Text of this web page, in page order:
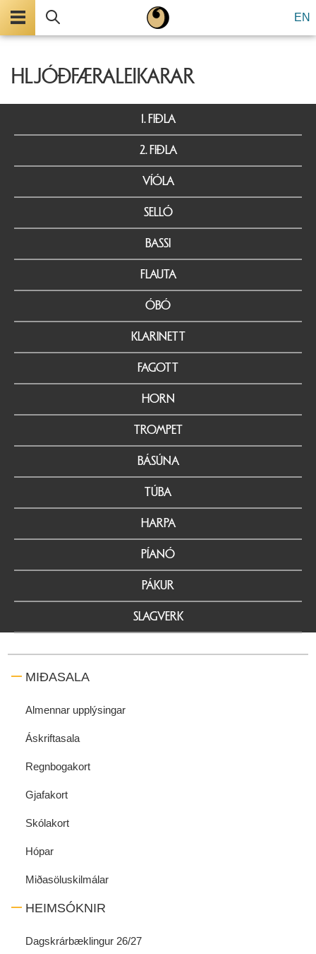
EN
HLJÓÐFÆRALEIKARAR
1. FIÐLA
2. FIÐLA
VÍÓLA
SELLÓ
BASSI
FLAUTA
ÓBÓ
KLARINETT
FAGOTT
HORN
TROMPET
BÁSÚNA
TÚBA
HARPA
PÍANÓ
PÁKUR
SLAGVERK
MIÐASALA
Almennar upplýsingar
Áskriftasala
Regnbogakort
Gjafakort
Skólakort
Hópar
Miðasöluskilmálar
HEIMSÓKNIR
Dagskrárbæklingur 26/27